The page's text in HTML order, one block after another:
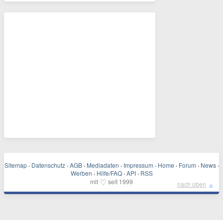
Sitemap · Datenschutz · AGB · Mediadaten · Impressum · Home · Forum · News ·
Werben · Hilfe/FAQ · API · RSS
mit ♡ seit 1999 nach oben ▲